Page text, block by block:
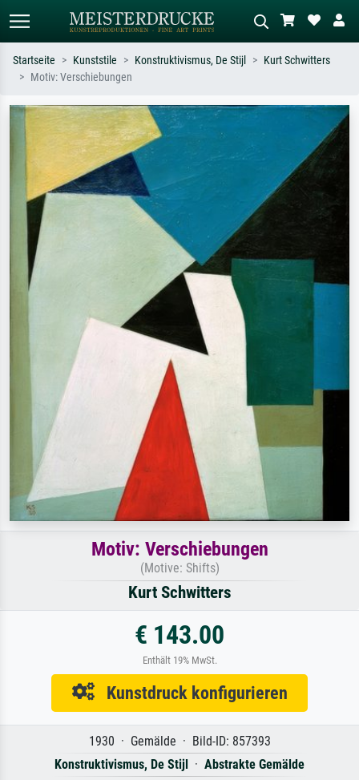
Suchen Sie nach Künstlern, Werktiteln
oder Stilen – z.B. Monet,
Sternennacht, Impressionismus, Welle
Hokusai, Akt.
Beschreiben Sie die Szene – z.B. Grüne
Wiese, Abstrakt mit viel Rot, Dunkles
Ölgemälde, Stehender Akt neben einem
Startseite Kunststile Konstruktivismus, De Stijl
Kurt Schwitters
Motiv: Verschiebungen
Motiv: Verschiebungen
(Motive: Shifts)
Kurt Schwitters
€ 143.00
Enthält 19% MwSt.
Kunstdruck konfigurieren
1930 · Gemälde · Bild-ID: 857393
Konstruktivismus, De Stijl
· Abstrakte Gemälde